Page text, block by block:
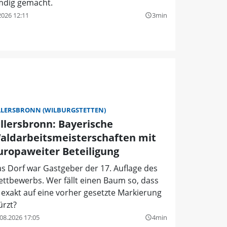
gemacht.
12:11 query_builder3min
(WILBURGSTETTEN)
Bayerische
mit
Beteiligung
Dorf war Gastgeber der 17. Auflage des
Wer fällt einen Baum so, dass
auf eine vorher gesetzte Markierung
17:05 query_builder4min